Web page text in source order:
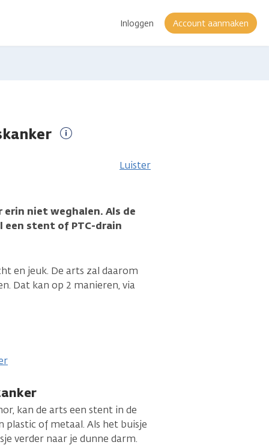
Inloggen Account aanmaken
Luister
erin niet weghalen. Als de
stent of PTC-drain
en jeuk. De arts zal daarom
Dat kan op 2 manieren, via
kan de arts een stent in de
plastic of metaal. Als het buisje
verder naar je dunne darm.